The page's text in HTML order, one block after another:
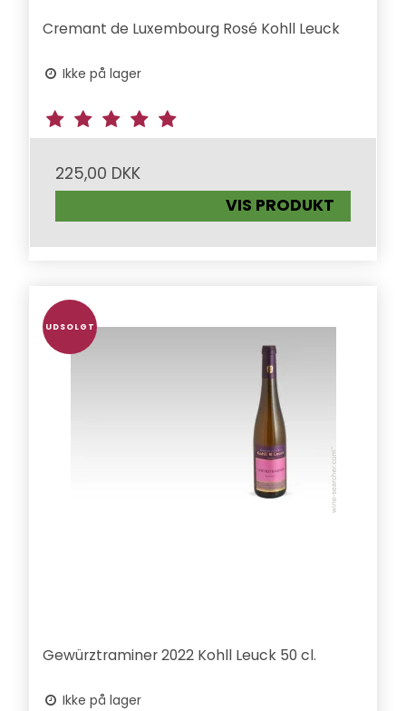
Cremant de Luxembourg Rosé Kohll Leuck
Ikke på lager
225,00 DKK
VIS PRODUKT
UDSOLGT
Gewürztraminer 2022 Kohll Leuck 50 cl.
Ikke på lager